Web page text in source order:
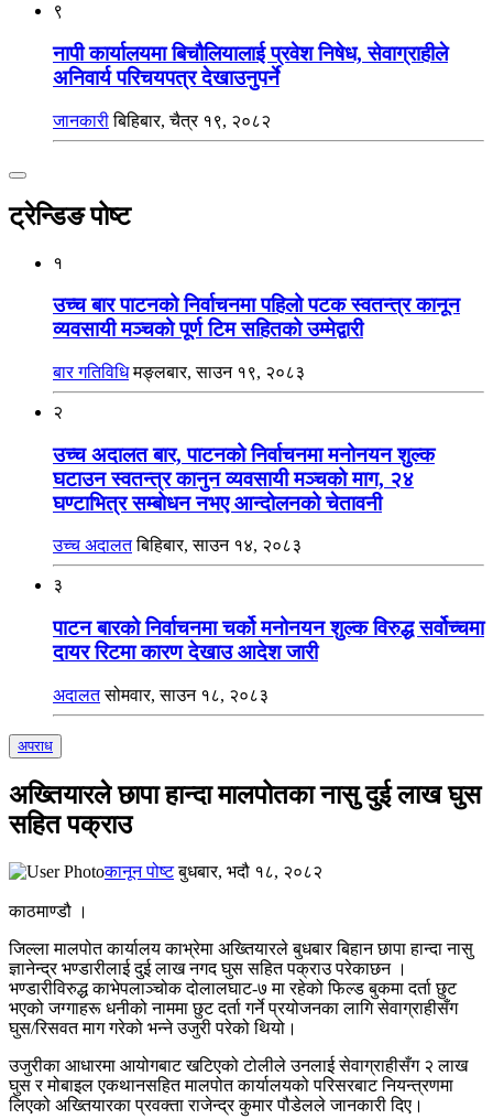
९
नापी कार्यालयमा बिचौलियालाई प्रवेश निषेध, सेवाग्राहीले
अनिवार्य परिचयपत्र देखाउनुपर्ने
जानकारी बिहिबार, चैत्र १९, २०८२
ट्रेन्डिङ पोष्ट
१
उच्च बार पाटनको निर्वाचनमा पहिलो पटक स्वतन्त्र कानून
व्यवसायी मञ्चको पूर्ण टिम सहितको उम्मेद्वारी
बार गतिविधि मङ्लबार, साउन १९, २०८३
२
उच्च अदालत बार, पाटनको निर्वाचनमा मनोनयन शुल्क
घटाउन स्वतन्त्र कानुन व्यवसायी मञ्चको माग, २४
घण्टाभित्र सम्बोधन नभए आन्दोलनको चेतावनी
उच्च अदालत बिहिबार, साउन १४, २०८३
३
पाटन बारको निर्वाचनमा चर्को मनोनयन शुल्क विरुद्ध सर्वोच्चमा
दायर रिटमा कारण देखाउ आदेश जारी
अदालत सोमवार, साउन १८, २०८३
अपराध
अख्तियारले छापा हान्दा मालपोतका नासु दुई लाख घुस
सहित पक्राउ
कानून पोष्ट बुधबार, भदौ १८, २०८२
काठमाण्डौ ।
जिल्ला मालपोत कार्यालय काभ्रेमा अख्तियारले बुधबार बिहान छापा हान्दा नासु
ज्ञानेन्द्र भण्डारीलाई दुई लाख नगद घुस सहित पक्राउ परेकाछन ।
भण्डारीविरुद्ध काभेपलाञ्चोक दोलालघाट-७ मा रहेको फिल्ड बुकमा दर्ता छुट
भएको जग्गाहरू धनीको नाममा छुट दर्ता गर्ने प्रयोजनका लागि सेवाग्राहीसँग
घुस/रिसवत माग गरेको भन्ने उजुरी परेको थियो।
उजुरीका आधारमा आयोगबाट खटिएको टोलीले उनलाई सेवाग्राहीसँग २ लाख
घुस र मोबाइल एकथानसहित मालपोत कार्यालयको परिसरबाट नियन्त्रणमा
लिएको अख्तियारका प्रवक्ता राजेन्द्र कुमार पौडेलले जानकारी दिए।